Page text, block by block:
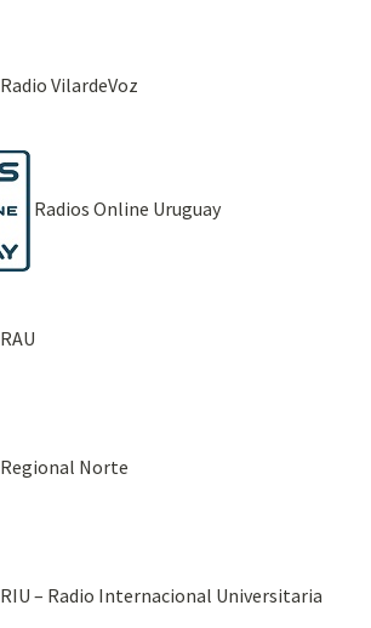
Radio VilardeVoz
Radios Online Uruguay
RAU
Regional Norte
RIU – Radio Internacional Universitaria